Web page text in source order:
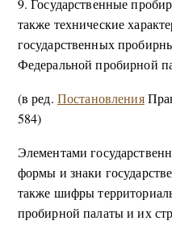
9. Государственные
также технические
государственных
Федеральной пробирной
(в ред. Постановления
584)
Элементами
формы и знаки
также шифры
пробирной палаты и их